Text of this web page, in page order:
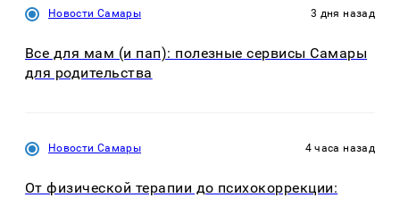
Новости Самары 3 дня назад
Все для мам (и пап): полезные сервисы Самары
для родительства
Новости Самары 4 часа назад
От физической терапии до психокоррекции: